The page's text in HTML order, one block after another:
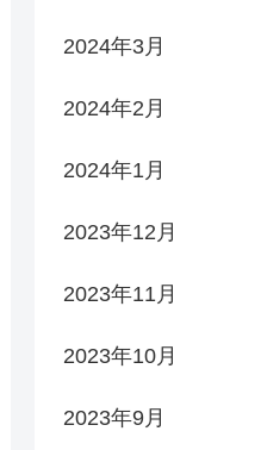
2024年3月
2024年2月
2024年1月
2023年12月
2023年11月
2023年10月
2023年9月